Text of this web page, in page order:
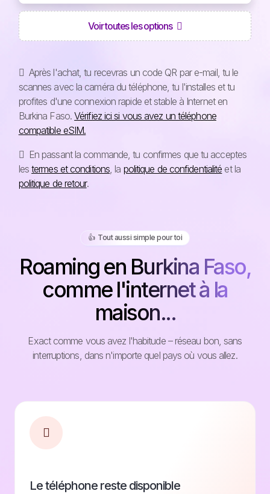
Voir toutes les options
Après l'achat, tu recevras un code QR par e-mail, tu le
scannes avec la caméra du téléphone, tu l'installes et tu
profites d'une connexion rapide et stable à Internet en
Burkina Faso.Vérifiez ici si vous avez un téléphone
compatible eSIM.
En passant la commande, tu confirmes que tu acceptes
lestermes et conditions, la politique de confidentialité et la
politique de retour.
👍️ Tout aussi simple pour toi
Roaming en Burkina Faso,
comme l'internet à la
maison...
Exact comme vous avez l'habitude – réseau bon, sans
interruptions, dans n'importe quel pays où vous allez.
Le téléphone reste disponible